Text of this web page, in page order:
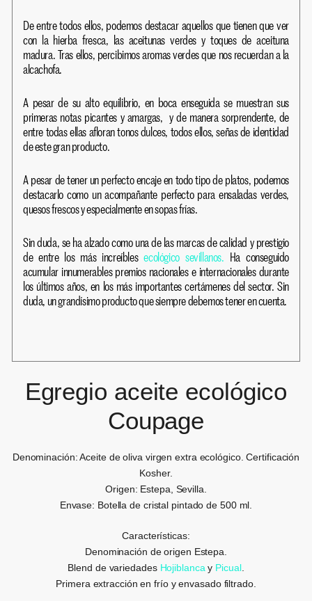
De entre todos ellos, podemos destacar aquellos que tienen que ver
con la hierba fresca, las aceitunas verdes y toques de aceituna
madura. Tras ellos, percibimos aromas verdes que nos recuerdan a la
alcachofa.
A pesar de su alto equilibrio, en boca enseguida se muestran sus
primeras notas picantes y amargas, y de manera sorprendente, de
entre todas ellas afloran tonos dulces, todos ellos, señas de identidad
de este gran producto.
A pesar de tener un perfecto encaje en todo tipo de platos, podemos
destacarlo como un acompañante perfecto para ensaladas verdes,
quesos frescos y especialmente en sopas frías.
Sin duda, se ha alzado como una de las marcas de calidad y prestigio
de entre los más increíblesecológico sevillanos. Ha conseguido
acumular innumerables premios nacionales e internacionales durante
los últimos años, en los más importantes certámenes del sector. Sin
duda, un grandísimo producto que siempre debemos tener en cuenta.
Egregio aceite ecológico
Coupage
Denominación: Aceite de oliva virgen extra ecológico. Certificación
Kosher.
Origen: Estepa, Sevilla.
Envase: Botella de cristal pintado de 500 ml.
Características:
Denominación de origen Estepa.
Blend de variedades Hojiblanca y Picual.
Primera extracción en frío y envasado filtrado.